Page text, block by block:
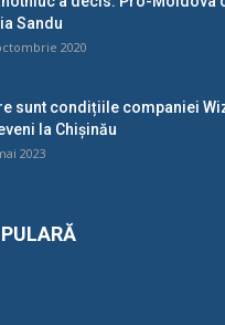
Sandu
2020
sunt condițiile companiei
la Chișinău
2023